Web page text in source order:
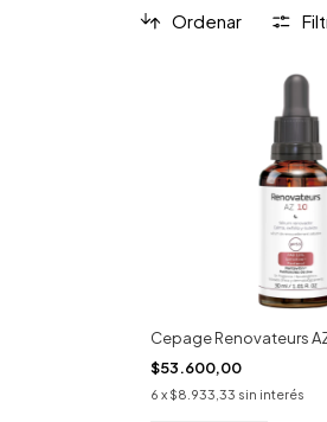
Ordenar
Cepage Renovateurs
$53.600,00
6 x $8.933,33 sin interés